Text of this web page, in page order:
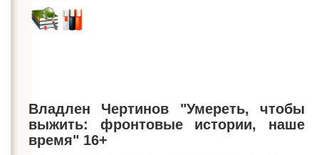
Владлен Чертинов "Умереть, чтобы
выжить: фронтовые истории, наше
время" 16+